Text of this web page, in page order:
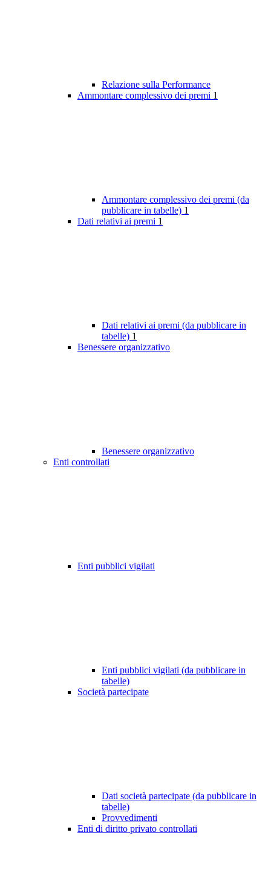
Relazione sulla Performance
Ammontare complessivo dei premi 1
Ammontare complessivo dei premi (da
pubblicare in tabelle) 1
Dati relativi ai premi 1
Dati relativi ai premi (da pubblicare in
tabelle) 1
Benessere organizzativo
Benessere organizzativo
Enti controllati
Enti pubblici vigilati
Enti pubblici vigilati (da pubblicare in
tabelle)
Società partecipate
Dati società partecipate (da pubblicare in
tabelle)
Provvedimenti
Enti di diritto privato controllati